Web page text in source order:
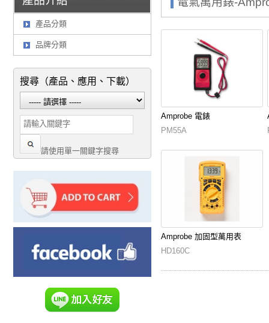
產品分類
品牌分類
搜尋（產品、應用、下載）
請使用單一關鍵字搜尋
Amprobe 電錶
PM55A
Amprobe 加固型萬用表
HD160C